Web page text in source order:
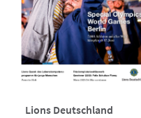
Lions Deutschland